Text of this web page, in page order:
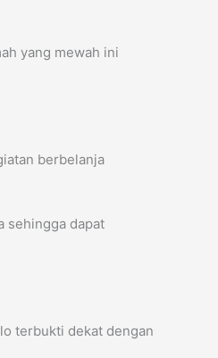
yang mewah ini
berbelanja
sehingga dapat
terbukti dekat dengan